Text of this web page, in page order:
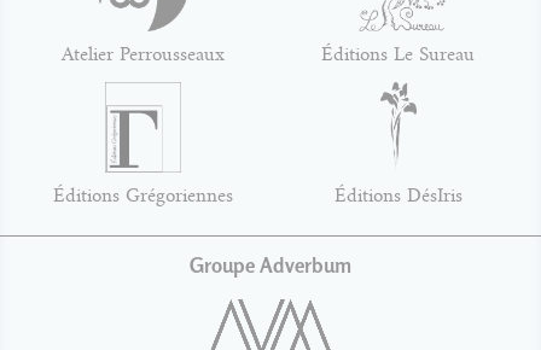
Atelier Perrousseaux Éditions Le Sureau
Éditions Grégoriennes Éditions DésIris
Groupe Adverbum